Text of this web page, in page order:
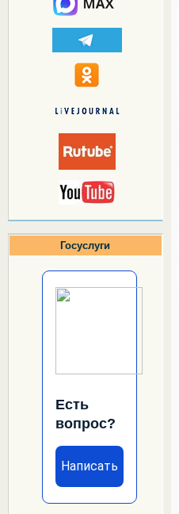
Госуслуги
Есть
вопрос?
Написать